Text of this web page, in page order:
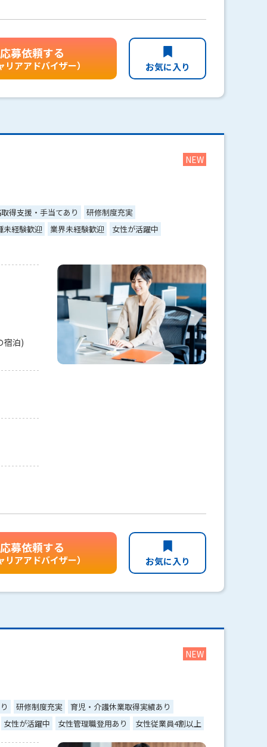
応募依頼する
リアアドバイザー） お気に入り
得支援・手当てあり
研修制度充実
未経験歓迎
業界未経験歓迎 女性が活躍中
宿泊)
応募依頼する
リアアドバイザー） お気に入り
研修制度充実
育児・介護休業取得実績あり
女性が活躍中
女性管理職登用あり 女性従業員4割以上